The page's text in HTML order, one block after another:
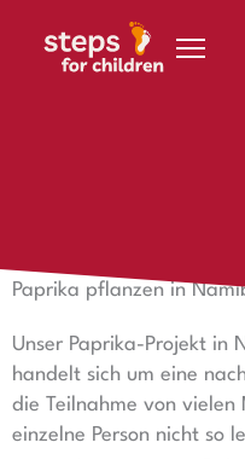
Paprika pflanzen in
Unser Paprika-Projekt in
handelt sich um eine
die Teilnahme von vielen
einzelne Person nicht so